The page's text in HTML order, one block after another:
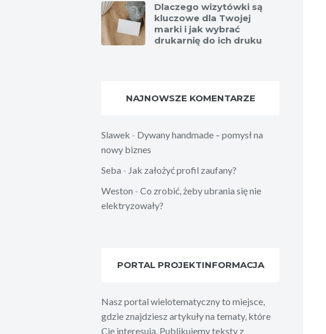
Dlaczego wizytówki są
kluczowe dla Twojej
marki i jak wybrać
drukarnię do ich druku
NAJNOWSZE KOMENTARZE
Slawek - Dywany handmade – pomysł na
nowy biznes
Seba - Jak założyć profil zaufany?
Weston - Co zrobić, żeby ubrania się nie
elektryzowały?
PORTAL PROJEKTINFORMACJA
Nasz portal wielotematyczny to miejsce,
gdzie znajdziesz artykuły na tematy, które
Cię interesują. Publikujemy teksty z